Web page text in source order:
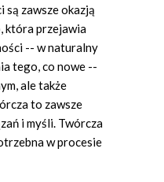
zawsze okazją
która przejawia
-- w naturalny
tego, co nowe --
ale także
to zawsze
i myśli. Twórcza
w procesie